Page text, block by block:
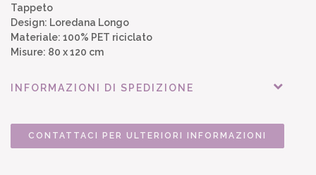
Tappeto
Design: Loredana Longo
Materiale: 100% PET riciclato
Misure: 80 x 120 cm
INFORMAZIONI DI SPEDIZIONE
CONTATTACI PER ULTERIORI INFORMAZIONI